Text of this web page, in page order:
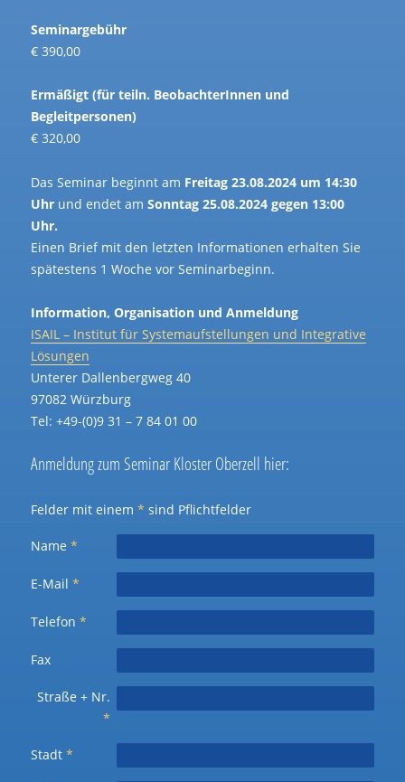
Seminargebühr
€ 390,00
Ermäßigt (für teiln. BeobachterInnen und
Begleitpersonen)
€ 320,00
Das Seminar beginnt am Freitag 23.08.2024 um 14:30
Uhr und endet amSonntag 25.08.2024 gegen 13:00
Uhr.
Einen Brief mit den letzten Informationen erhalten Sie
spätestens 1 Woche vor Seminarbeginn.
Information, Organisation und Anmeldung
ISAIL – Institut für Systemaufstellungen und Integrative
Lösungen
Unterer Dallenbergweg 40
97082 Würzburg
Tel: +49-(0)9 31 – 7 84 01 00
Anmeldung zum Seminar Kloster Oberzell hier:
Felder mit einem* sind Pflichtfelder
Name*
E-Mail*
Telefon*
Fax
Straße + Nr.
*
Stadt*